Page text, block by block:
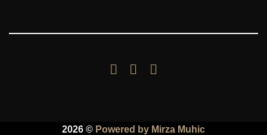
2026 © Powered by Mirza Muhic